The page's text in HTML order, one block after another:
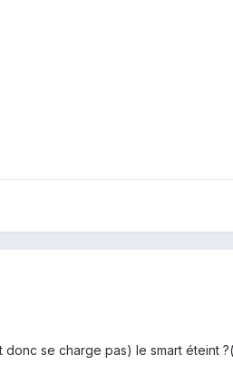
se charge pas) le smart éteint